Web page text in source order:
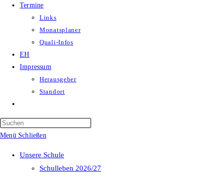
Termine
Links
Monatsplaner
Quali-Infos
EH
Impressum
Herausgeber
Standort
umschalten
the
Menü Schließen
Unsere Schule
Schulleben 2026/27